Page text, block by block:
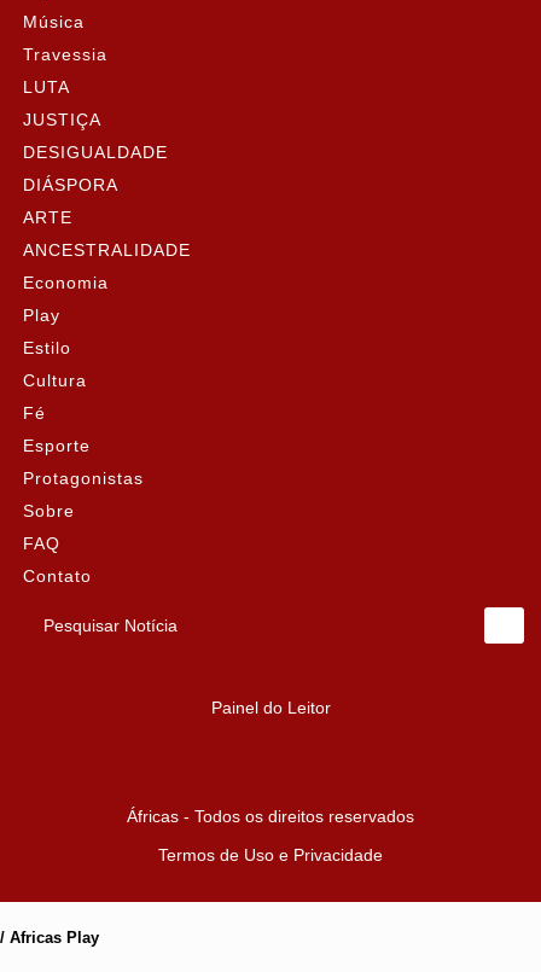
Música
Travessia
LUTA
JUSTIÇA
DESIGUALDADE
DIÁSPORA
ARTE
ANCESTRALIDADE
Economia
Play
Estilo
Cultura
Fé
Esporte
Protagonistas
Sobre
FAQ
Contato
Pesquisar Notícia
Painel do Leitor
Áfricas - Todos os direitos reservados
Termos de Uso e Privacidade
/ Africas Play